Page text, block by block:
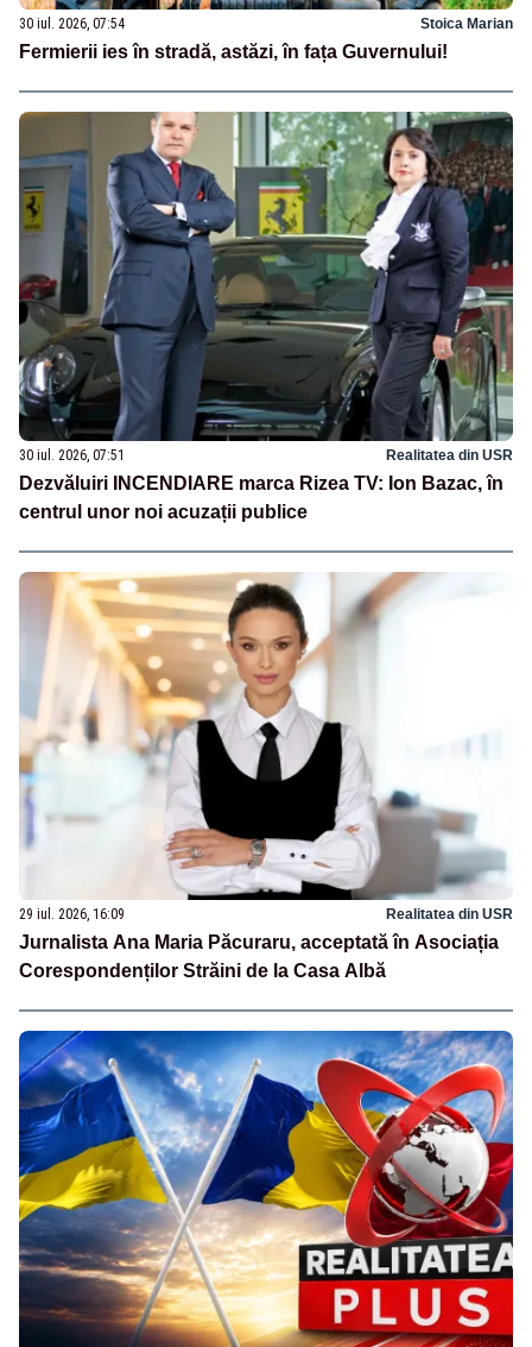
30 iul. 2026, 07:54 Stoica Marian
Fermierii ies în stradă, astăzi, în fața Guvernului!
30 iul. 2026, 07:51 Realitatea din USR
Dezvăluiri INCENDIARE marca Rizea TV: Ion Bazac, în
centrul unor noi acuzații publice
29 iul. 2026, 16:09 Realitatea din USR
Jurnalista Ana Maria Păcuraru, acceptată în Asociația
Corespondenților Străini de la Casa Albă